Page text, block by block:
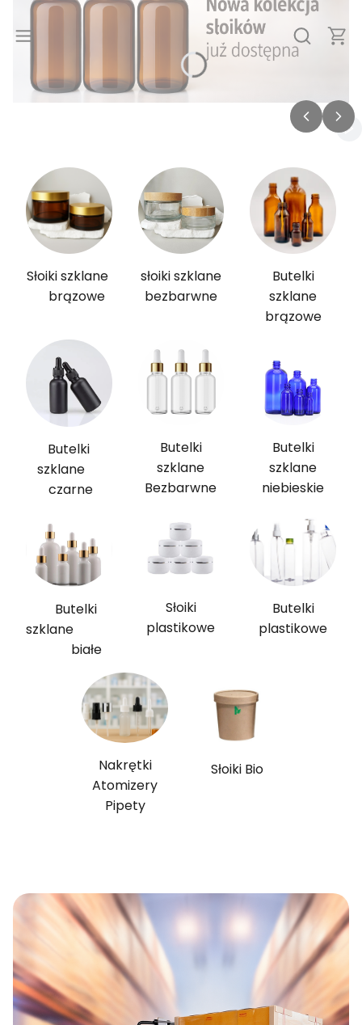
Otwórz
Naciśnij Enter lub spację, aby otworzyć stronę.
Słoiki szklane
brązowe
słoiki szklane
bezbarwne
Butelki
szklane
brązowe
Butelki
szklane
czarne
Butelki
szklane
Bezbarwne
Butelki
szklane
niebieskie
Butelki
szklane
białe
Słoiki
plastikowe
Butelki
plastikowe
Nakrętki
Atomizery
Pipety
Słoiki Bio